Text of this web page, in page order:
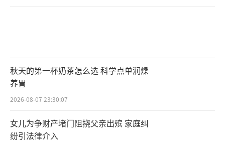
秋天的第一杯奶茶怎么选 科学点单润燥
养胃
2026-08-07 23:30:07
女儿为争财产堵门阻挠父亲出殡 家庭纠
纷引法律介入